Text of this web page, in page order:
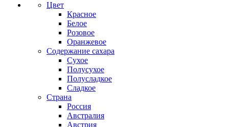
Цвет
Красное
Белое
Розовое
Оранжевое
Содержание сахара
Сухое
Полусухое
Полусладкое
Сладкое
Страна
Россия
Австралия
Австрия